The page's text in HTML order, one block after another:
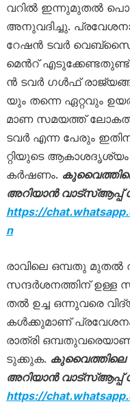
വ​റിൽ ഇന്നുമുതൽ
അനുവദിച്ചു.
റേ​ഷ​ൻ ട​വ​ർ
മെൻറ്​ എടുക്കേണ്ടതുണ്ട്.
ൻ ട​വ​ർ​ ഗ​ൾ​ഫ്​
യും തന്നെ ഏ​റ്റ​വും
മാ​ണ സ​മ​യ​ത്ത്​
ട​വ​ർ എന്ന പേരും
റ്റി​യു​ടെ
ക​ർ​ഷ​ണം.
അറിയാൻ വാട്സ്ആപ്പ്
https://
n
രാ​വി​ലെ ഒ​മ്പ​തു മു​ത​ൽ
സന്ദർശനത്തിന് ഉള്ള
ത​ൽ ഉ​ച്ച ഒ​ന്നു​വ​രെ
ക​ൾ​ക്കു​മാ​ണ്​
രാ​ത്രി
ടു​ക്കു​ക. കുവൈത്തിലെ
അറിയാൻ വാട്സ്ആപ്പ്
https://